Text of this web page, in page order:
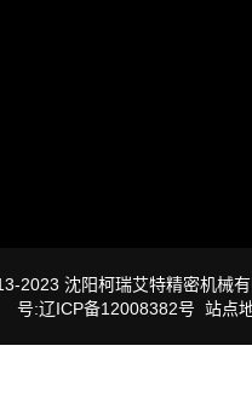
2023 沈阳柯瑞艾特精密机械
号:辽ICP备12008382号 站点